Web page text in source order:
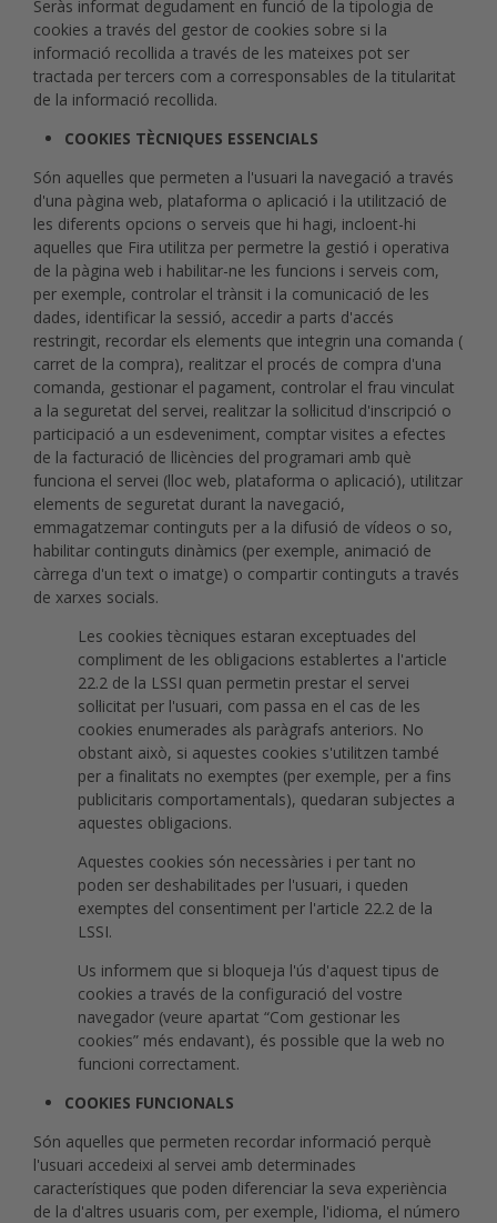
Seràs informat degudament en funció de la tipologia de
cookies a través del gestor de cookies sobre si la
informació recollida a través de les mateixes pot ser
tractada per tercers com a corresponsables de la titularitat
de la informació recollida.
COOKIES TÈCNIQUES ESSENCIALS
Són aquelles que permeten a l'usuari la navegació a través
d'una pàgina web, plataforma o aplicació i la utilització de
les diferents opcions o serveis que hi hagi, incloent-hi
aquelles que Fira utilitza per permetre la gestió i operativa
de la pàgina web i habilitar-ne les funcions i serveis com,
per exemple, controlar el trànsit i la comunicació de les
dades, identificar la sessió, accedir a parts d'accés
restringit, recordar els elements que integrin una comanda (
carret de la compra), realitzar el procés de compra d'una
comanda, gestionar el pagament, controlar el frau vinculat
a la seguretat del servei, realitzar la sol·licitud d'inscripció o
participació a un esdeveniment, comptar visites a efectes
de la facturació de llicències del programari amb què
funciona el servei (lloc web, plataforma o aplicació), utilitzar
elements de seguretat durant la navegació,
emmagatzemar continguts per a la difusió de vídeos o so,
habilitar continguts dinàmics (per exemple, animació de
càrrega d'un text o imatge) o compartir continguts a través
de xarxes socials.
Les cookies tècniques estaran exceptuades del
compliment de les obligacions establertes a l'article
22.2 de la LSSI quan permetin prestar el servei
sol·licitat per l'usuari, com passa en el cas de les
cookies enumerades als paràgrafs anteriors. No
obstant això, si aquestes cookies s'utilitzen també
per a finalitats no exemptes (per exemple, per a fins
publicitaris comportamentals), quedaran subjectes a
aquestes obligacions.
Aquestes cookies són necessàries i per tant no
poden ser deshabilitades per l'usuari, i queden
exemptes del consentiment per l'article 22.2 de la
LSSI.
Us informem que si bloqueja l'ús d'aquest tipus de
cookies a través de la configuració del vostre
navegador (veure apartat “Com gestionar les
cookies” més endavant), és possible que la web no
funcioni correctament.
COOKIES FUNCIONALS
Són aquelles que permeten recordar informació perquè
l'usuari accedeixi al servei amb determinades
característiques que poden diferenciar la seva experiència
de la d'altres usuaris com, per exemple, l'idioma, el número